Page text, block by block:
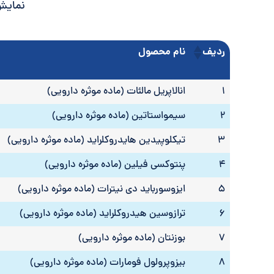
ردیف نام محصول
ردیف
نام محصول 1 انالاپریل مالئات (ماده موثره دارویی)
2
سیمواستاتین (ماده موثره دارویی)
3
تیکلوپیدین هایدروکلراید (ماده موثره دارویی)
4
پنتوکسی فیلین (ماده موثره دارویی)
5
ایزوسورباید دی نیترات (ماده موثره دارویی)
6
ترازوسین هیدروکلراید (ماده موثره دارویی)
7
بوزنتان (ماده موثره دارویی)
8
بیزوپرولول فومارات (ماده موثره دارویی)